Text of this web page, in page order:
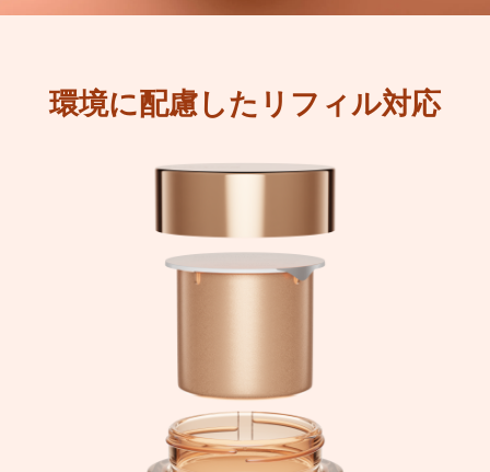
環境に配慮したリフィル対応